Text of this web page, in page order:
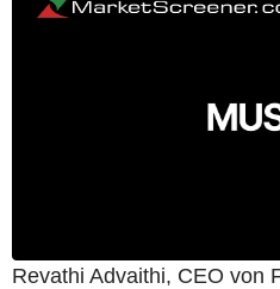
Revathi Advaithi, CEO von